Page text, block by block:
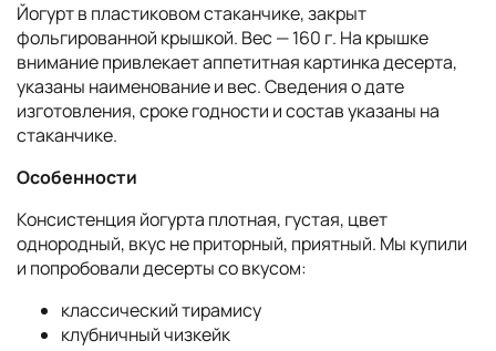
Йогурт в пластиковом стаканчике, закрыт
фольгированной крышкой. Вес — 160 г. На крышке
внимание привлекает аппетитная картинка десерта,
указаны наименование и вес. Сведения о дате
изготовления, сроке годности и состав указаны на
стаканчике.
Особенности
Консистенция йогурта плотная, густая, цвет
однородный, вкус не приторный, приятный. Мы купили
и попробовали десерты со вкусом:
классический тирамису
клубничный чизкейк